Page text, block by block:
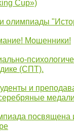
Cup»)
олимпиады
Мошенники!
(СПТ).
и
посвящена